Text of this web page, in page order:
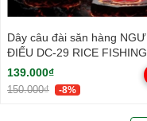
Dây câu đài săn hàng NGƯ
ĐIẾU DC-29 RICE FISHING
nâng cấp
139.000₫
150.000₫ -8%